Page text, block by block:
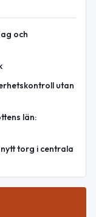
och
utan
län:
torg i centrala